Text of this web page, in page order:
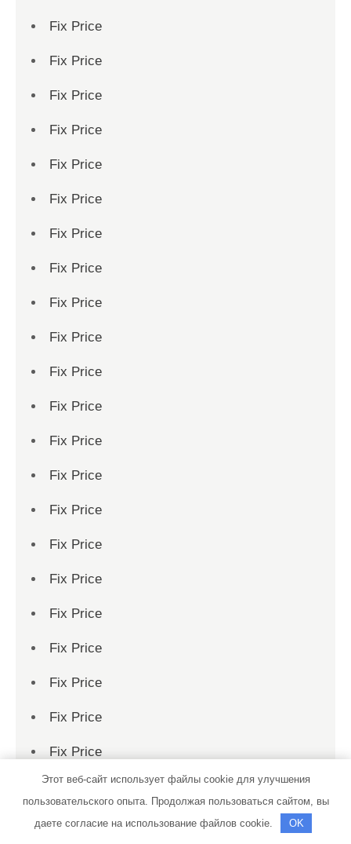
Fix Price
Fix Price
Fix Price
Fix Price
Fix Price
Fix Price
Fix Price
Fix Price
Fix Price
Fix Price
Fix Price
Fix Price
Fix Price
Fix Price
Fix Price
Fix Price
Fix Price
Fix Price
Fix Price
Fix Price
Fix Price
Fix Price
Fix Price
Fix Price
Этот веб-сайт использует файлы cookie для улучшения
пользовательского опыта. Продолжая пользоваться сайтом, вы
даете согласие на использование файлов cookie.
OK